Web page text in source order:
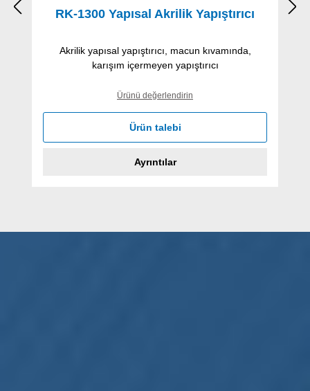
RK-1300 Yapısal Akrilik Yapıştırıcı
Akrilik yapısal yapıştırıcı, macun kıvamında,
karışım içermeyen yapıştırıcı
Ürünü değerlendirin
Ürün talebi
Ayrıntılar